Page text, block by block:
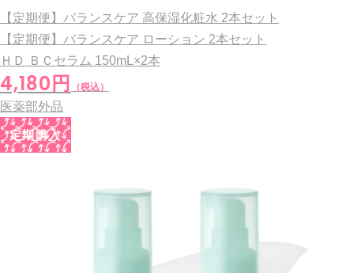
【定期便】バランスケア 高保湿化粧水 2本セット
【定期便】バランスケア ローション 2本セット
ＨＤ ＢＣセラム 150mL×2本
4,180円 （税込）
医薬部外品
定期購入